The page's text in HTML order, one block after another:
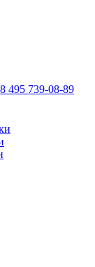
8 495 739-08-89